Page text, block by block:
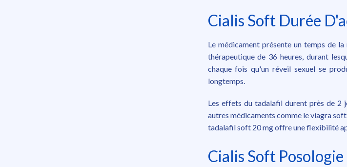
Cialis Soft Durée
Le médicament présente un temps de
thérapeutique de 36 heures, durant
chaque fois qu'un réveil sexuel se
longtemps.
Les effets du tadalafil durent près de 2
autres médicaments comme le viagra
tadalafil soft 20 mg offre une flexibilité
Cialis Soft Posologie